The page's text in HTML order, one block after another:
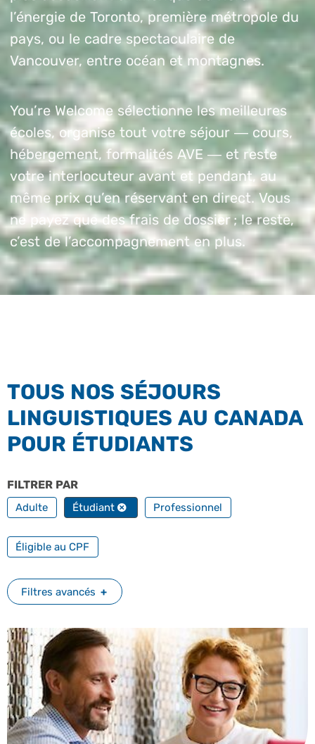
l’énergie de Toronto, première métropole du
pays, ou le cadre spectaculaire de
Vancouver, entre océan et montagnes.
You’re Welcome sélectionne les meilleures
écoles, organise tout votre séjour — cours,
hébergement, formalités AVE — et reste
votre interlocuteur avant et pendant, au
même prix qu’en réservant en direct. Vous
ne payez que des frais de dossier ; le reste,
c’est de l’accompagnement en plus.
TOUS NOS SÉJOURS
LINGUISTIQUES AU CANADA
POUR ÉTUDIANTS
FILTRER PAR
Adulte Étudiant Professionnel
Éligible au CPF
Filtres avancés